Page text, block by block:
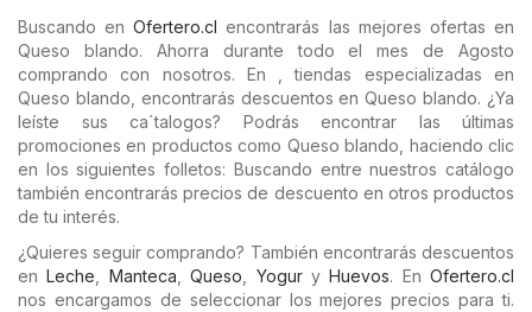
Buscando enOfertero.cl encontrarás las mejores ofertas en
Queso blando. Ahorra durante todo el mes de Agosto
comprando con nosotros. En , tiendas especializadas en
Queso blando, encontrarás descuentos en Queso blando. ¿Ya
leíste sus ca´talogos? Podrás encontrar las últimas
promociones en productos como Queso blando, haciendo clic
en los siguientes folletos: Buscando entre nuestros catálogo
también encontrarás precios de descuento en otros productos
de tu interés.
¿Quieres seguir comprando? También encontrarás descuentos
enLeche Manteca ,Queso YoguryHuevos. En Ofertero.cl
nos encargamos de seleccionar los mejores precios para ti.